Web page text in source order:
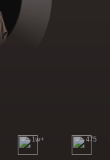
1w+ 475